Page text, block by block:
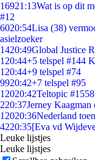
16921:13Wat is op dit
#12
6020:54Lisa (38)
asielzoeker
1420:49Global Justice
1 20:44+5 telspel #144
1 20:44+9 telspel #74
9920:42+7 telspel #95
12020:42Teltopic
220:37Jerney Kaagman
12020:36Nederland toen
4220:35[Eva vd
Leuke lijstjes
Leuke lijstjes